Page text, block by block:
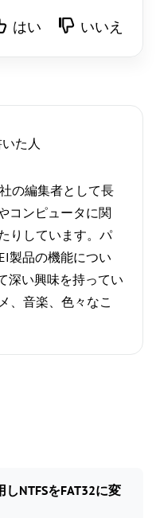
はい いいえ
た人
の編集者として長
コンピュータに関
りしています。パ
製品の機能につい
深い興味を持ってい
、音楽、色々なこ
NTFSをFAT32に変